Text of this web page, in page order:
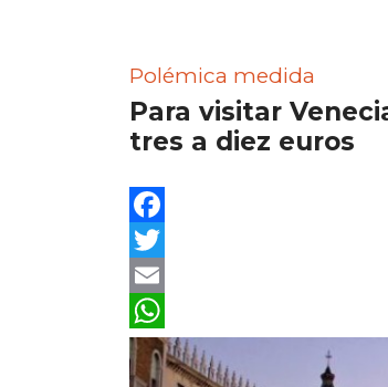
Polémica medida
Para visitar
tres a diez euros
Facebook
Twitter
Email
WhatsApp